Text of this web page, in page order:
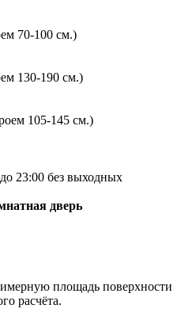
70-100 см.)
130-190 см.)
105-145 см.)
23:00 без выходных
дверь
площадь поверхности
расчёта.